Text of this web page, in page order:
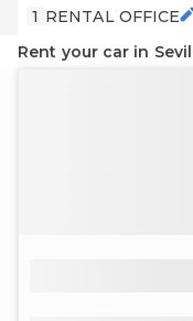
1 RENTAL OFFICE
Rent your car in